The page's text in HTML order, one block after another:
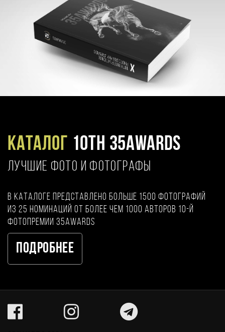
Каталог 10TH 35AWARDS
ЛУЧШИЕ ФОТО И ФОТОГРАФЫ
В каталоге представлено больше 1500 фотографий
из 25 номинаций от более чем 1000 авторов 10-й
фотопремии 35AWARDS
Подробнее